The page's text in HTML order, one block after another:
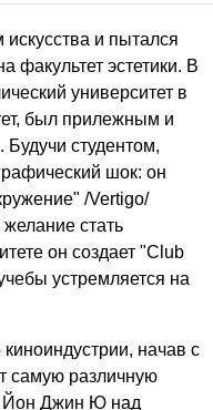
искусства и пытался
факультет эстетики. В
университет в
был прилежным и
студентом,
шок: он
/Vertigo/
стать
он создает "Club
устремляется на
начав с
самую различную
Йон Джин Ю над